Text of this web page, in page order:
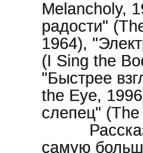
Melancholy,
радости"
1964),
(I Sing the
"Быстрее
the Eye,
слепец"
Рассказы
самую